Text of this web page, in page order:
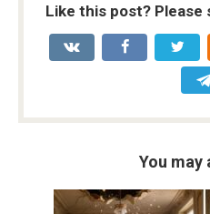
Like this post?
You may